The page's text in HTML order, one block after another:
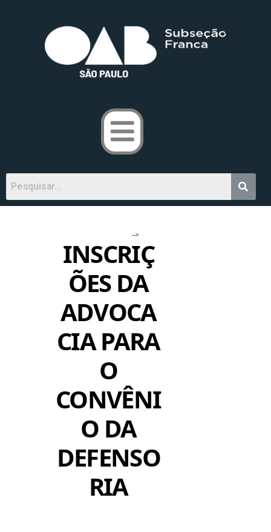
-->
INSCRIÇ
ÕES DA
ADVOCA
CIA PARA
O
CONVÊNI
O DA
DEFENSO
RIA